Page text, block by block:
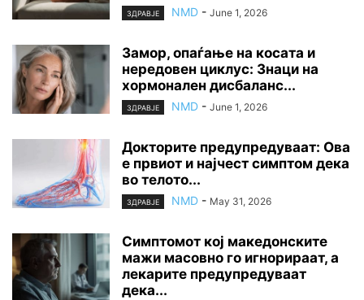
ЗДРАВЈЕ NMD - June 1, 2026
Замор, опаѓање на косата и
нередовен циклус: Знаци на
хормонален дисбаланс...
ЗДРАВЈЕ NMD - June 1, 2026
Докторите предупредуваат: Ова
е првиот и најчест симптом дека
во телото...
ЗДРАВЈЕ NMD - May 31, 2026
Симптомот кој македонските
мажи масовно го игнорираат, а
лекарите предупредуваат
дека...